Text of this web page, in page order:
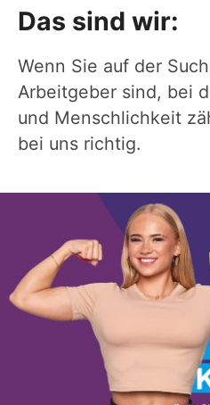
Das sind wir:
Wenn Sie auf der
Arbeitgeber sind, bei
und Menschlichkeit
bei uns richtig.